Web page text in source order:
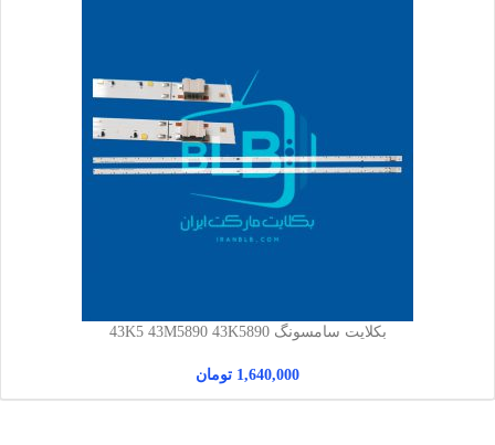
بکلایت سامسونگ 43K5 43M5890 43K5890
1,640,000 تومان